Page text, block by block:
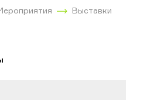
Выставки